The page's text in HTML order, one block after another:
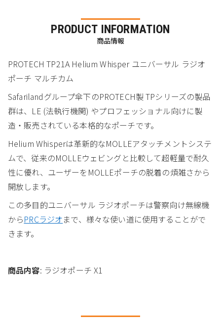
PRODUCT INFORMATION
商品情報
PROTECH TP21A Helium Whisper ユニバーサル ラジオ
ポーチ マルチカム
Safarilandグループ傘下のPROTECH製 TPシリーズの製品
群は、LE (法執行機関) やプロフェッショナル向けに製
造・販売されている本格的なポーチです。
Helium Whisperは革新的なMOLLEアタッチメントシステ
ムで、従来のMOLLEウェビングと比較して超軽量で耐久
性に優れ、ユーザーをMOLLEポーチの脱着の煩雑さから
開放します。
この多目的ユニバーサル ラジオポーチは警察向け無線機
からPRCラジオまで、様々な使い道に使用することがで
きます。
商品内容: ラジオポーチ X1